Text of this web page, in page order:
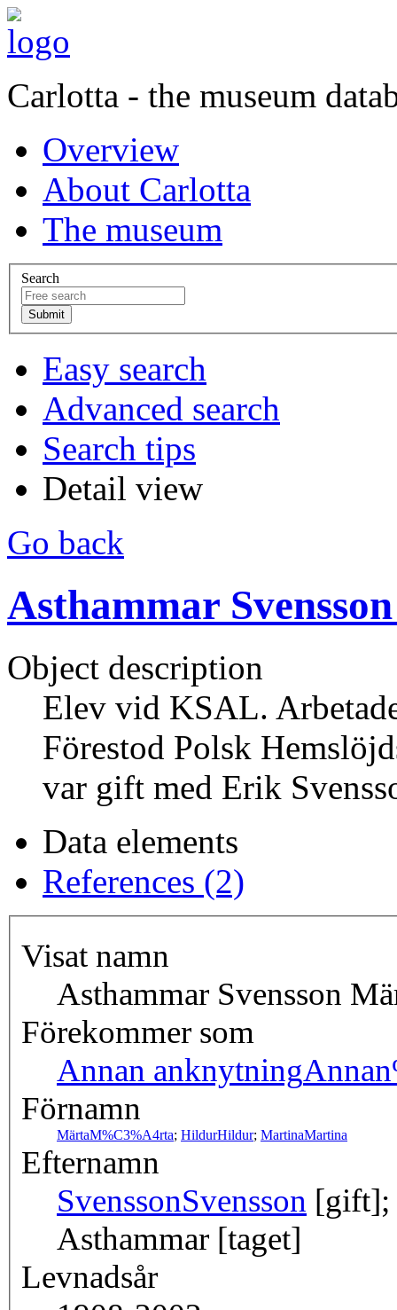
Carlotta - the museum
Overview
About Carlotta
The museum
Search
Easy search
Advanced search
Search tips
Detail view
Go back
Asthammar
Object description
Elev vid KSAL.
Förestod Polsk
var gift med Erik
Data elements
References (2)
Visat namn
Asthammar Svensson
Förekommer som
Annan anknytning
Förnamn
MärtaM%C3%A4rta; HildurHildur; MartinaMartina
Efternamn
SvenssonSvensson [gift];
Asthammar [taget]
Levnadsår